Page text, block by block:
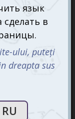
игра, в
на себя роль
правду о
призрак
те смогли
локаций,
Каждая новая